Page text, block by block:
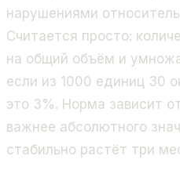
нарушениями
Считается просто:
на общий объём и
если из 1000 единиц 30
это 3%. Норма зависит
важнее абсолютного
стабильно растёт три